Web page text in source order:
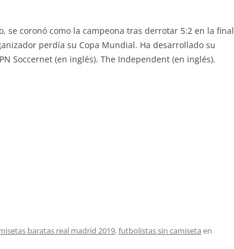
se coronó como la campeona tras derrotar 5:2 en la final
perdía su Copa Mundial. Ha desarrollado su
Soccernet (en inglés). The Independent (en inglés).
baratas real madrid 2019,futbolistas sin camiseta en